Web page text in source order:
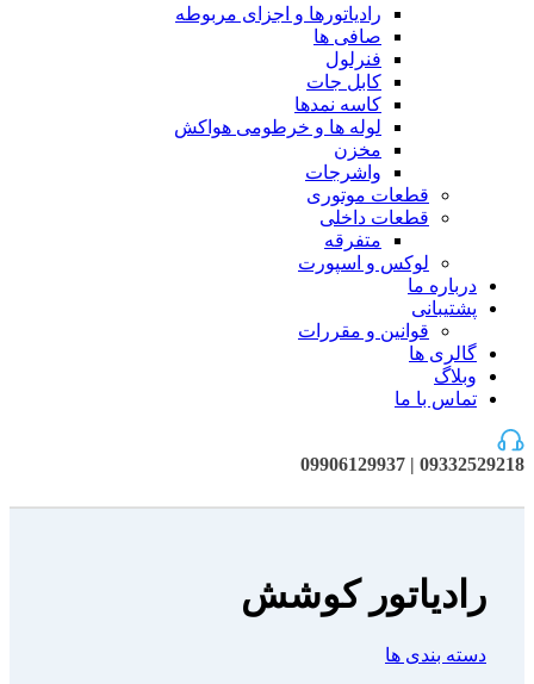
رادیاتورها و اجزای مربوطه
صافی ها
فنرلول
کابل جات
کاسه نمدها
لوله ها و خرطومی هواکش
مخزن
واشرجات
قطعات موتوری
قطعات داخلی
متفرقه
لوکس و اسپورت
درباره ما
پشتیبانی
قوانین و مقررات
گالری ها
وبلاگ
تماس با ما
09332529218 | 09906129937
رادیاتور کوشش
دسته بندی ها